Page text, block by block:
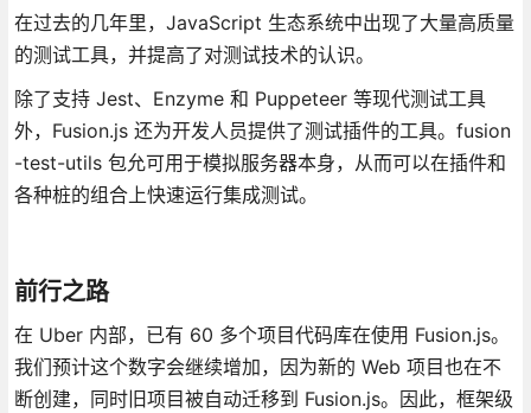
在过去的几年里，JavaScript 生态系统中出现了大量高质量
的测试工具，并提高了对测试技术的认识。
除了支持 Jest、Enzyme 和 Puppeteer 等现代测试工具
外，Fusion.js 还为开发人员提供了测试插件的工具。fusion
-test-utils 包允可用于模拟服务器本身，从而可以在插件和
各种桩的组合上快速运行集成测试。
前行之路
在 Uber 内部，已有 60 多个项目代码库在使用 Fusion.js。
我们预计这个数字会继续增加，因为新的 Web 项目也在不
断创建，同时旧项目被自动迁移到 Fusion.js。因此，框架级